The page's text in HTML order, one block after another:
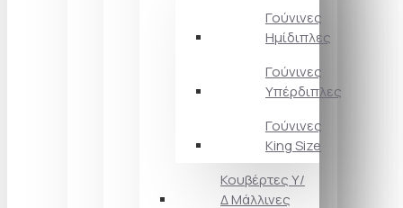
Γούνινες
Ημίδιπλες
Γούνινες
Υπέρδιπλες
Γούνινες
King Size
Κουβέρτες Υ/
Δ Μάλλινες